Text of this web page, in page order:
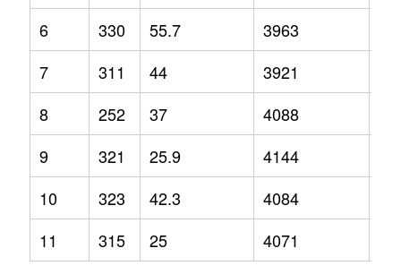
6
330 55.7 3963
7
311 44 3921
8
252 37 4088
9
321 25.9 4144
10
323 42.3 4084
11
315 25 4071